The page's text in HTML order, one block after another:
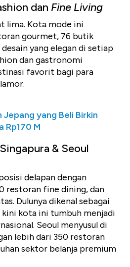
dan Fine Living
lima. Kota mode ini
gourmet, 76 butik
yang elegan di setiap
dan gastronomi
favorit bagi para
Jepang yang Beli Birkin
Rp170 M
& Seoul
delapan dengan
restoran fine dining, dan
Dulunya dikenal sebagai
kini kota ini tumbuh menjadi
Seoul menyusul di
lebih dari 350 restoran
sektor belanja premium